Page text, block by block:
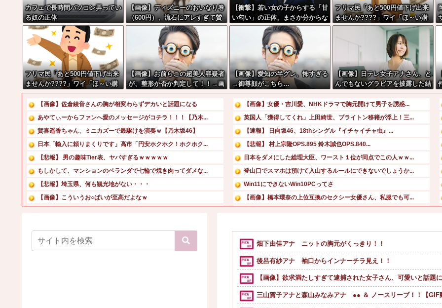
カフェで長時間パソコン弄ってい
る奴の正体
【画像】ディズニーのおいなり巻
（600円）、流石にアレすぎて賛
否両論の大炎上をしてしまうw w
w w w w w
【衝撃】若い女の子からする「甘
い匂い」の正体、まさか分からな
いDTなんておらんよな？よな？
w w w w w w w w w w w
フリマ民「あと500円値下げ出来
ませんか????」ワイ「ほ～い購
入ｗ」
フリマ民「あと500円値下げ出来
ませんか????」ワイ「ほ～い購
入ｗ」
【画像】お前らこの超美人容疑者
が、整形か否か判定して！！→画
像がこちらw w w w w w w w w
w
【画像】愛知の半グレ、怖すぎる
→御尊顔がこちら…
【画像】日テレ女子アナさん、と
んでもないグラビアを披露した結
果・・・
【画像】佐倉綾音さんの胸が相変わらずデカいと話題になる
あやてぃーからファンへ愛のメッセージがコチラ！！！【乃木...
賀喜遥香ちゃん、ミニカズーで最駆けを演奏ｗ【乃木坂46】
日本「輸入に頼りまくりです」高市「円安ホクホク！ホクホク...
【悲報】 男の趣味Tier表、ヤバすぎるｗｗｗｗｗ
もしかして、マンションのベランダで七輪で焼き肉ってダメな...
【悲報】埼玉県、何も観光地がない・・・
【画像】こういうお○ぱいが至高だよなｗ
【画像】5億円を目の前にした吉岡里帆の顔ｗ
【画像】見せブラ・見せパン、過去にないレベルで流行ってし...
【画像】女優・吉川愛、NHKドラマで胸元開けて男子を誘惑...
英国人「獲得してくれ」上田綺世、ブライトン移籍が浮上！三...
【速報】 日向坂46、18thシングル『イチャイチャ虫』...
【悲報】 村上宗隆OPS.895 鈴木誠也OPS.840...
日本をダメにした総理大臣、ワースト１位が同点でこの人ｗｗ...
登山口でスマホは預けて入山するルールにできないでしょうか...
Win11にできないWin10PCってさ
【画像】橋本環奈の上位互換のセクシー女優さん、私服でも可...
島倉りか様、モッツァレラチーズを巡ってスーパー店員とバト...
【画像】セクシー女優・白石茉莉奈、ムッチムチボディのマン...
畑下由佳アナ ニットの胸元がくっきり！！
後呂有紗アナ 袖口からインナーチラ見え！！
【画像】欲求満たしすぎて逮捕された女子さん、可愛いと話題
三山賀子アナと森山みなみアナ ●● ＆ ノースリーブ！！【GIF